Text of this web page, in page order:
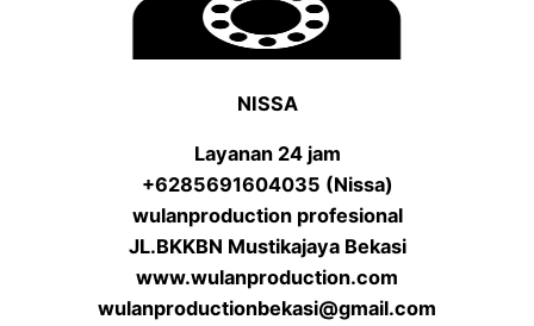
NISSA
Layanan 24 jam
+6285691604035 (Nissa)
wulanproduction profesional
JL.BKKBN Mustikajaya Bekasi
www.wulanproduction.com
wulanproductionbekasi@gmail.com